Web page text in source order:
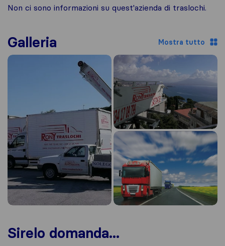
Non ci sono informazioni su quest'azienda di traslochi.
Galleria Mostra tutto
Sirelo domanda...